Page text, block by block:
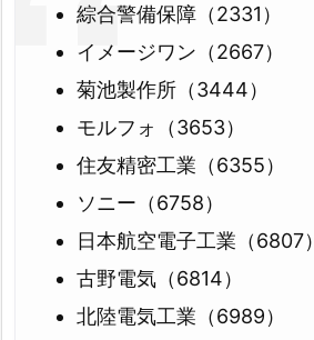
綜合警備保障（2331）
イメージワン（2667）
菊池製作所（3444）
モルフォ（3653）
住友精密工業（6355）
ソニー（6758）
日本航空電子工業（6807）
古野電気（6814）
北陸電気工業（6989）